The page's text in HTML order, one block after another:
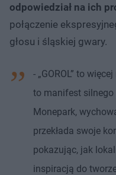
odpowiedział na ich
połączenie
głosu i śląskiej gwary.
- „GOROL” to
to manifest
Monepark,
przekłada swoje
pokazując, jak
inspiracją do